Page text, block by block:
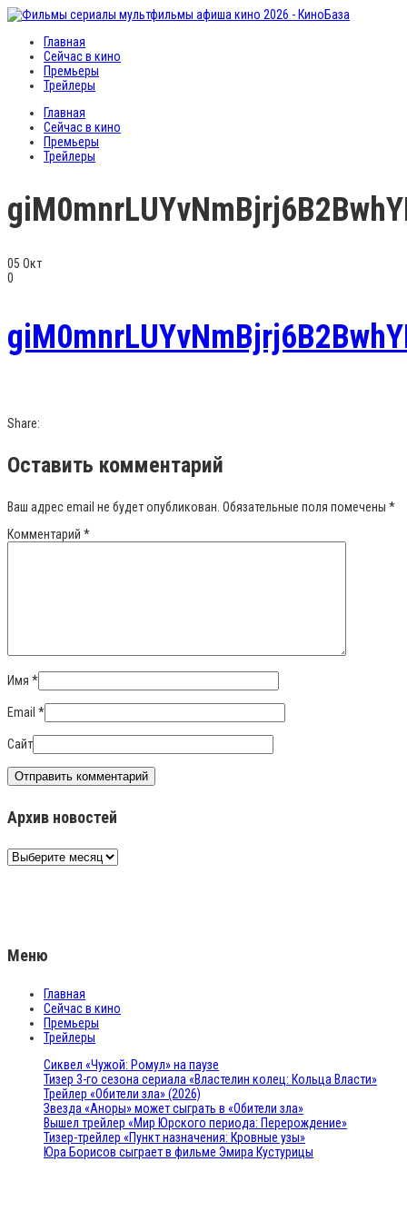
Главная
Сейчас в кино
Премьеры
Трейлеры
Главная
Сейчас в кино
Премьеры
Трейлеры
05 Окт
0
Share:
Оставить комментарий
Ваш адрес email не будет опубликован. Обязательные поля помечены *
Комментарий *
Имя *
Email *
Сайт
Архив новостей
Архив
новостей
Меню
Главная
Сейчас в кино
Премьеры
Трейлеры
Сиквел «Чужой: Ромул» на паузе
Тизер 3-го сезона сериала «Властелин колец: Кольца Власти»
Трейлер «Обители зла» (2026)
Звезда «Аноры» может сыграть в «Обители зла»
Вышел трейлер «Мир Юрского периода: Перерождение»
Тизер-трейлер «Пункт назначения: Кровные узы»
Юра Борисов сыграет в фильме Эмира Кустурицы